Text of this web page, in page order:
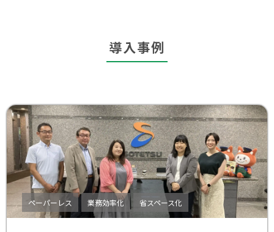
導入事例
ペーパーレス 業務効率化 省スペース化